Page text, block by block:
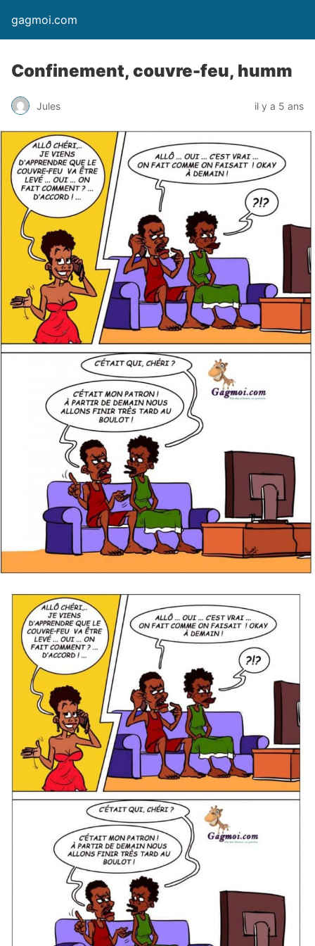
gagmoi.com
Confinement, couvre-feu, humm
Jules il y a 5 ans